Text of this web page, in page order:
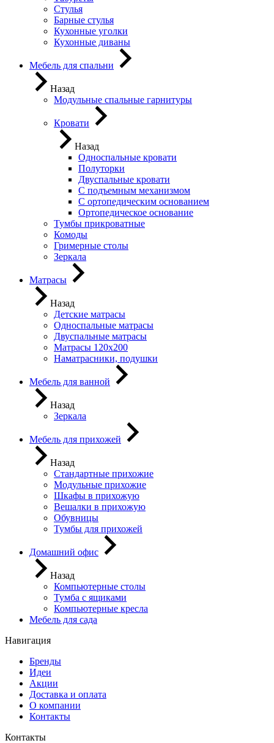
Стулья
Барные стулья
Кухонные уголки
Кухонные диваны
Мебель для спальни
Назад
Модульные спальные гарнитуры
Кровати
Назад
Односпальные кровати
Полуторки
Двуспальные кровати
С подъемным механизмом
С ортопедическим основанием
Ортопедическое основание
Тумбы прикроватные
Комоды
Гримерные столы
Зеркала
Матрасы
Назад
Детские матрасы
Односпальные матрасы
Двуспальные матрасы
Матрасы 120х200
Наматрасники, подушки
Мебель для ванной
Назад
Зеркала
Мебель для прихожей
Назад
Стандартные прихожие
Модульные прихожие
Шкафы в прихожую
Вешалки в прихожую
Обувницы
Тумбы для прихожей
Домашний офис
Назад
Компьютерные столы
Тумба с ящиками
Компьютерные кресла
Мебель для сада
Навигация
Бренды
Идеи
Акции
Доставка и оплата
О компании
Контакты
Контакты